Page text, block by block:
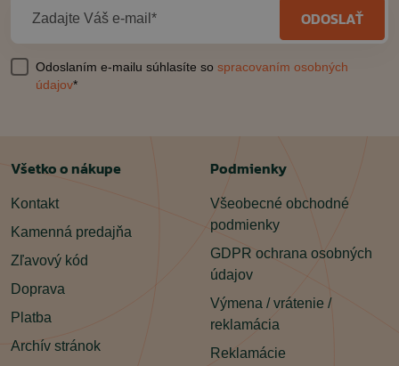
Zadajte Váš e-mail* ODOSLAŤ
Odoslaním e-mailu súhlasíte so spracovaním osobných
údajov*
Všetko o nákupe
Kontakt
Kamenná predajňa
Zľavový kód
Doprava
Platba
Archív stránok
Podmienky
Všeobecné obchodné
podmienky
GDPR ochrana osobných
údajov
Výmena / vrátenie /
reklamácia
Reklamácie